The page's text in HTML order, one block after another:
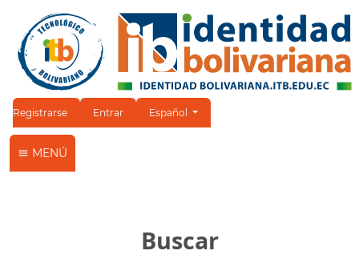
Registrarse Entrar Cambiar el idioma. El idioma actual es:
Español
MENÚ
Buscar